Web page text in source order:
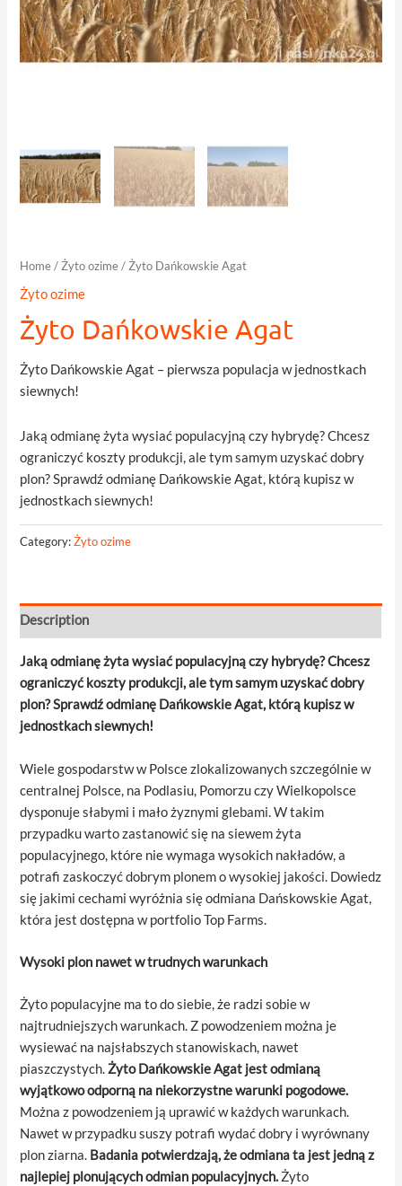
Home/Żyto ozime/ Żyto Dańkowskie Agat
Żyto ozime
Żyto Dańkowskie Agat
Żyto Dańkowskie Agat – pierwsza populacja w jednostkach
siewnych!
Jaką odmianę żyta wysiać populacyjną czy hybrydę? Chcesz
ograniczyć koszty produkcji, ale tym samym uzyskać dobry
plon? Sprawdź odmianę Dańkowskie Agat, którą kupisz w
jednostkach siewnych!
Category:Żyto ozime
Description
Jaką odmianę żyta wysiać populacyjną czy hybrydę? Chcesz
ograniczyć koszty produkcji, ale tym samym uzyskać dobry
plon? Sprawdź odmianę Dańkowskie Agat, którą kupisz w
jednostkach siewnych!
Wiele gospodarstw w Polsce zlokalizowanych szczególnie w
centralnej Polsce, na Podlasiu, Pomorzu czy Wielkopolsce
dysponuje słabymi i mało żyznymi glebami. W takim
przypadku warto zastanowić się na siewem żyta
populacyjnego, które nie wymaga wysokich nakładów, a
potrafi zaskoczyć dobrym plonem o wysokiej jakości. Dowiedz
się jakimi cechami wyróżnia się odmiana Dańskowskie Agat,
która jest dostępna w portfolio Top Farms.
Wysoki plon nawet w trudnych warunkach
Żyto populacyjne ma to do siebie, że radzi sobie w
najtrudniejszych warunkach. Z powodzeniem można je
wysiewać na najsłabszych stanowiskach, nawet
piaszczystych.Żyto Dańkowskie Agat jest odmianą
wyjątkowo odporną na niekorzystne warunki pogodowe.
Można z powodzeniem ją uprawić w każdych warunkach.
Nawet w przypadku suszy potrafi wydać dobry i wyrównany
plon ziarna. Badania potwierdzają, że odmiana ta jest jedną z
najlepiej plonujących odmian populacyjnych. Żyto